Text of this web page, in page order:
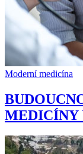
Moderní medicína
MEDICÍNY